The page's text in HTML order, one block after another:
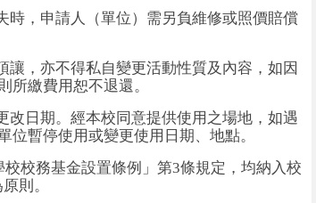
，申請人（單位）需另負維修或照價賠償
，亦不得私自變更活動性質及內容，如因
所繳費用恕不退還。
改日期。經本校同意提供使用之場地，如遇
暫停使用或變更使用日期、地點。
校務基金設置條例」第3條規定，均納入校
則。